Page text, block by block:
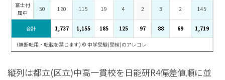
富士付
属中
50 160 115 19 4 2 3 2 145
合計 1,737 1,155 185 125 97 88 69 1,719
（無断転用・転載を禁じます) © 中学受験(受検)のアレコレ
縦列は都立(区立)中高一貫校を日能研R4偏差値順に並